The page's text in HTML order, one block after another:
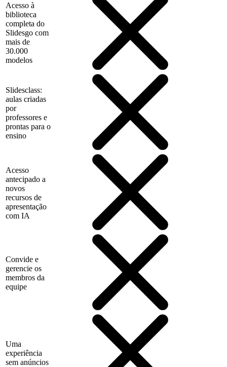
Acesso à
biblioteca
completa do
Slidesgo com
mais de
30.000
modelos
Slidesclass:
aulas criadas
por
professores e
prontas para o
ensino
Acesso
antecipado a
novos
recursos de
apresentação
com IA
Convide e
gerencie os
membros da
equipe
Uma
experiência
sem anúncios